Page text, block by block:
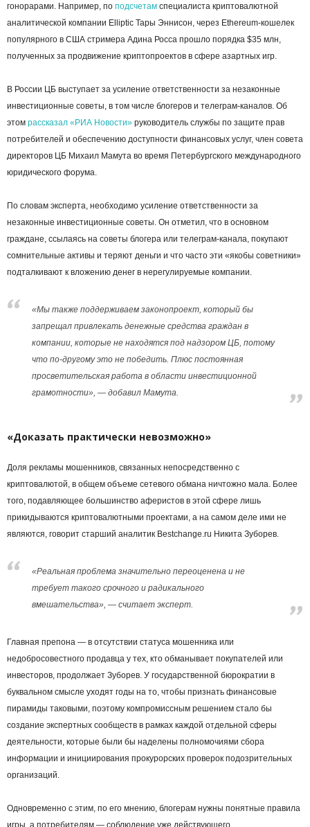
гонорарами. Например, по подсчетам специалиста криптовалютной
аналитической компании Elliptic Тары Эннисон, через Ethereum-кошелек
популярного в США стримера Адина Росса прошло порядка $35 млн,
полученных за продвижение криптопроектов в сфере азартных игр.
В России ЦБ выступает за усиление ответственности за незаконные
инвестиционные советы, в том числе блогеров и телеграм-каналов. Об
этом рассказал «РИА Новости» руководитель службы по защите прав
потребителей и обеспечению доступности финансовых услуг, член совета
директоров ЦБ Михаил Мамута во время Петербургского международного
юридического форума.
По словам эксперта, необходимо усиление ответственности за
незаконные инвестиционные советы. Он отметил, что в основном
граждане, ссылаясь на советы блогера или телеграм-канала, покупают
сомнительные активы и теряют деньги и что часто эти «якобы советники»
подталкивают к вложению денег в нерегулируемые компании.
«Мы также поддерживаем законопроект, который бы
запрещал привлекать денежные средства граждан в
компании, которые не находятся под надзором ЦБ, потому
что по-другому это не победить. Плюс постоянная
просветительская работа в области инвестиционной
грамотности», — добавил Мамута.
«Доказать практически невозможно»
Доля рекламы мошенников, связанных непосредственно с
криптовалютой, в общем объеме сетевого обмана ничтожно мала. Более
того, подавляющее большинство аферистов в этой сфере лишь
прикидываются криптовалютными проектами, а на самом деле ими не
являются, говорит старший аналитик Bestchange.ru Никита Зуборев.
«Реальная проблема значительно переоценена и не
требует такого срочного и радикального
вмешательства», — считает эксперт.
Главная препона — в отсутствии статуса мошенника или
недобросовестного продавца у тех, кто обманывает покупателей или
инвесторов, продолжает Зуборев. У государственной бюрократии в
буквальном смысле уходят годы на то, чтобы признать финансовые
пирамиды таковыми, поэтому компромиссным решением стало бы
создание экспертных сообществ в рамках каждой отдельной сферы
деятельности, которые были бы наделены полномочиями сбора
информации и инициирования прокурорских проверок подозрительных
организаций.
Одновременно с этим, по его мнению, блогерам нужны понятные правила
игры, а потребителям — соблюдение уже действующего